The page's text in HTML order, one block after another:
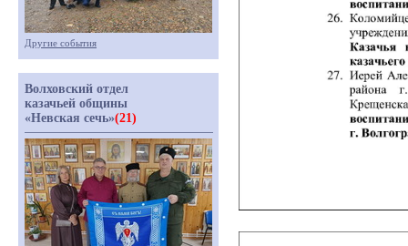
Другие события
Волховский отдел
казачьей общины
«Невская сечь»(21)